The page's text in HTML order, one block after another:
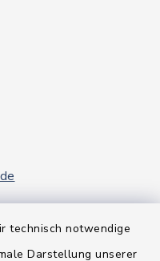
technisch notwendige
Darstellung unserer